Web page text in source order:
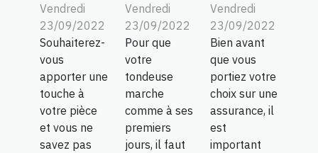
Vendredi
23/09/2022
Souhaiterez-
vous
apporter une
touche à
votre pièce
et vous ne
savez pas
Vendredi
23/09/2022
Pour que
votre
tondeuse
marche
comme à ses
premiers
jours, il faut
Vendredi
23/09/2022
Bien avant
que vous
portiez votre
choix sur une
assurance, il
est
important